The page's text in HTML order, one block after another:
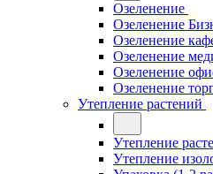
Озеленение
Озеленение
Озеленение
Озеленение
Озеленение
Озеленение
Утепление растений
Утепление
Утепление